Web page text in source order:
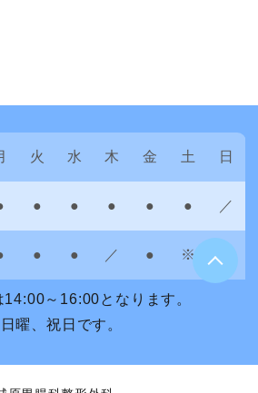
火 水 木 金 土 日
● ● ● ● ● ／
● ● ／ ● ※
～16:00となります。
曜、祝日です。